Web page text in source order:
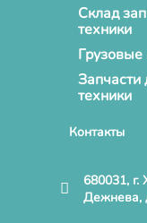
Склад
техники
техники
Контакты
680031, г.
Дежнева,